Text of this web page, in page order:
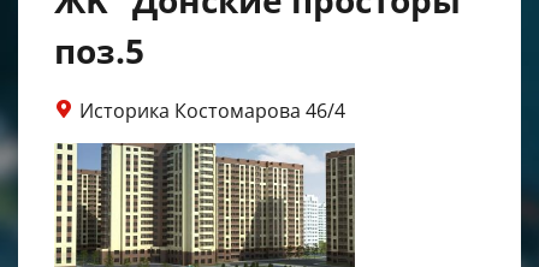
поз.5
Историка Костомарова 46/4